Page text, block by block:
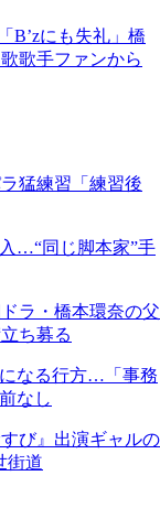
「B’zにも失礼」橋
歌手ファンから
猛練習「練習後
…“同じ脚本家”手
ラ・橋本環奈の父
ち募る
なる行方…「事務
なし
び』出演ギャルの
街道